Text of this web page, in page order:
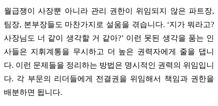
월급쟁이 사장뿐 아니라 관리 권한이 위임되지 않은 파트장,
팀장, 본부장들도 마찬가지로 설움을 겪습니다. ‘지가 뭐라고?
사장님도 너 같이 생각할 거 같아?’ 이런 못된 생각을 품는 인
사들은 지휘계통을 무시하고 더 높은 권력자에게 줄을 댑니
다. 이런 문제들을 정리하는 방법은 명시적인 권력의 위임입니
다. 각 부문의 리더들에게 전결권을 위임해서 책임과 권한을
배분하면 됩니다.